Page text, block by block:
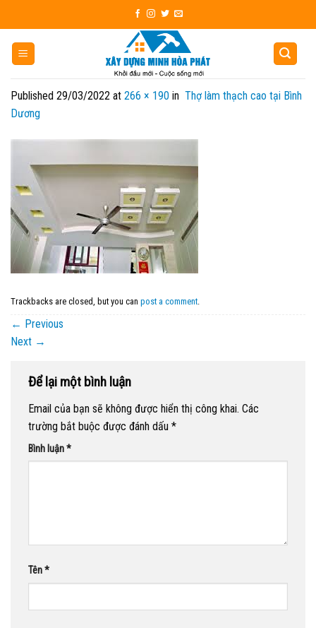
to
content
Published 29/03/2022 at 266 × 190 in Thợ làm thạch cao tại Bình
Dương
Trackbacks are closed, but you can post a comment.
← Previous
Next →
Để lại một bình luận
Email của bạn sẽ không được hiển thị công khai. Các
trường bắt buộc được đánh dấu *
Bình luận*
Tên*